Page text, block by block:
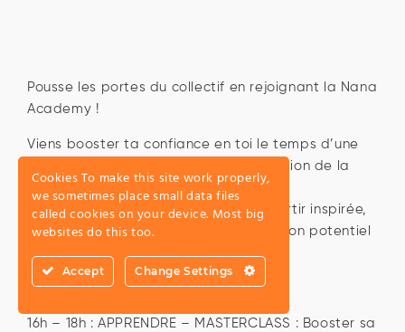
Pousse les portes du collectif en rejoignant la Nana
Academy !
Viens booster ta confiance en toi le temps d’une
après-midi à l’occasion de la 1ère édition de la
Nana Academy. Avec une line-up 100%
empowerment, on te promet de ressortir inspirée,
déterminée et prête à déployer tout ton potentiel
Au programme :
16h – 18h : APPRENDRE – MASTERCLASS : Booster sa
Cookies To make this site work properly,
we sometimes place small data files
called cookies on your device. Most big
websites do this too.
Accept Change Settings